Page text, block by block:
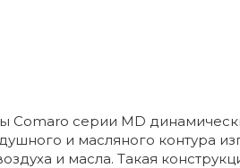
Comaro серии MD
и масляного контура
и масла. Такая